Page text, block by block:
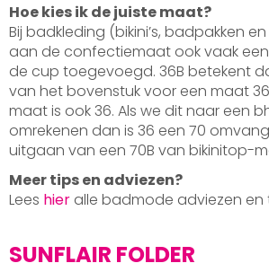
Hoe kies ik de juiste maat?
Bij badkleding (bikini’s, badpakken
aan de confectiemaat ook vaak
de cup toegevoegd. 36B betekent
van het bovenstuk voor een maat
maat is ook 36. Als we dit naar een
omrekenen dan is 36 een 70
uitgaan van een 70B van bikinitop-
Meer tips en adviezen?
Lees hier alle badmode adviezen en
SUNFLAIR FOLDER